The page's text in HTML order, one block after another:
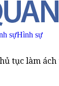
sựHình sự
tục làm